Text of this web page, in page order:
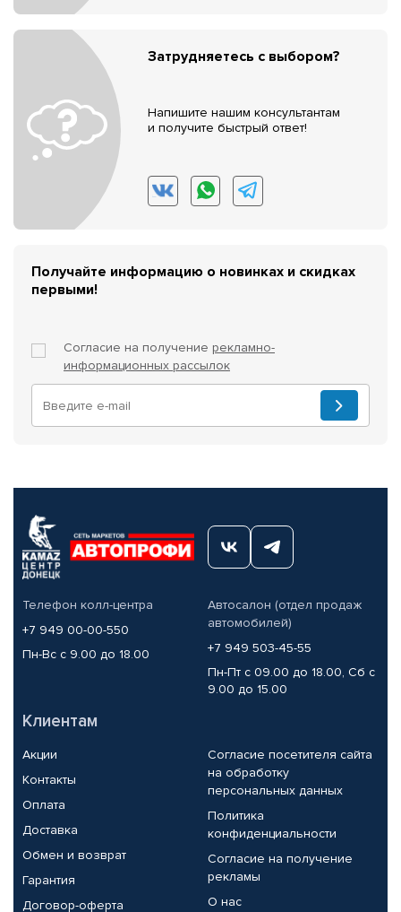
Затрудняетесь с выбором?
Напишите нашим консультантам
и получите быстрый ответ!
Получайте информацию о новинках и скидках
первыми!
Согласие на получение рекламно-
информационных рассылок
Телефон колл-центра
+7 949 00-00-550
Пн-Вс с 9.00 до 18.00
Автосалон (отдел продаж
автомобилей)
+7 949 503-45-55
Пн-Пт с 09.00 до 18.00, Сб с
9.00 до 15.00
Клиентам
Акции
Контакты
Оплата
Доставка
Обмен и возврат
Гарантия
Договор-оферта
Согласие посетителя сайта
на обработку
персональных данных
Политика
конфиденциальности
Согласие на получение
рекламы
О нас